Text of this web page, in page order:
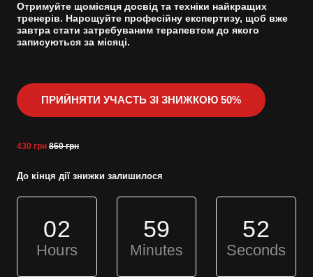
Отримуйте щомісяця досвід та техніки найкращих
тренерів. Нарощуйте професійну експертизу, щоб вже
завтра стати затребуваним терапевтом до якого
записуються за місяці.
ПРИЙНЯТИ УЧАСТЬ ЗІ ЗНИЖКОЮ 50%
430 грн 860 грн
До кінця дії знижки залишилося
02
Hours
59
Minutes
52
Seconds